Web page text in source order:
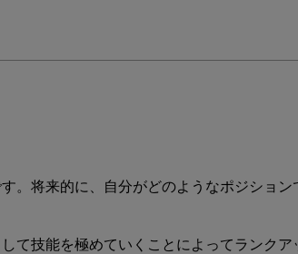
。将来的に、自分がどのようなポジション
て技能を極めていくことによってランクア